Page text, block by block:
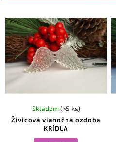
Živicová vianočná ozdoba
KRÍDLA
Skladom(>5 ks)